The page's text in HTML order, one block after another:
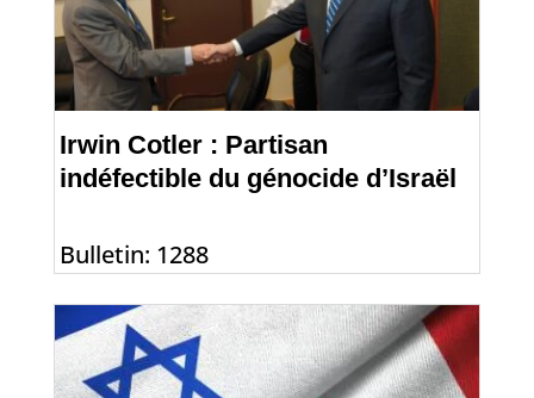
Irwin Cotler : Partisan
indéfectible du génocide d’Israël
Bulletin: 1288